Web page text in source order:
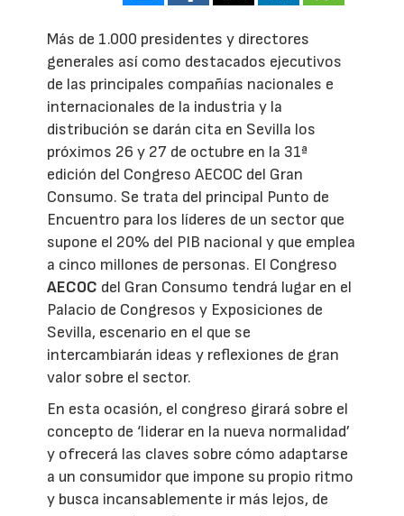
Más de 1.000 presidentes y directores
generales así como destacados ejecutivos
de las principales compañías nacionales e
internacionales de la industria y la
distribución se darán cita en Sevilla los
próximos 26 y 27 de octubre en la 31ª
edición del Congreso AECOC del Gran
Consumo. Se trata del principal Punto de
Encuentro para los líderes de un sector que
supone el 20% del PIB nacional y que emplea
a cinco millones de personas. El Congreso
AECOC del Gran Consumo tendrá lugar en el
Palacio de Congresos y Exposiciones de
Sevilla, escenario en el que se
intercambiarán ideas y reflexiones de gran
valor sobre el sector.
En esta ocasión, el congreso girará sobre el
concepto de ‘liderar en la nueva normalidad’
y ofrecerá las claves sobre cómo adaptarse
a un consumidor que impone su propio ritmo
y busca incansablemente ir más lejos, de